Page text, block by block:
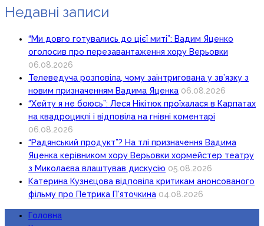
Недавні записи
“Ми довго готувались до цієї миті”: Вадим Яценко
оголосив про перезавантаження хору Верьовки
06.08.2026
Телеведуча розповіла, чому заінтригована у зв’язку з
новим призначенням Вадима Яценка 06.08.2026
“Хейту я не боюсь”: Леся Нікітюк проїхалася в Карпатах
на квадроциклі і відповіла на гнівні коментарі
06.08.2026
“Радянський продукт”? На тлі призначення Вадима
Яценка керівником хору Верьовки хормейстер театру
з Миколаєва влаштував дискусію 05.08.2026
Катерина Кузнєцова відповіла критикам анонсованого
фільму про Петрика П’яточкина 04.08.2026
Головна